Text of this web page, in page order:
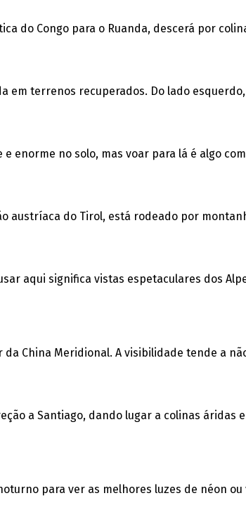
do Congo para o Ruanda, descerá por
em terrenos recuperados. Do lado
enorme no solo, mas voar para lá é algo
do Tirol, está rodeado por
aqui significa vistas espetaculares dos
China Meridional. A visibilidade tende a
a Santiago, dando lugar a colinas áridas
para ver as melhores luzes de néon